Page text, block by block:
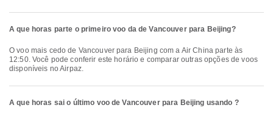
A que horas parte o primeiro voo da de Vancouver para Beijing?
O voo mais cedo de Vancouver para Beijing com a Air China parte às
12:50. Você pode conferir este horário e comparar outras opções de voos
disponíveis no Airpaz.
A que horas sai o último voo de Vancouver para Beijing usando ?